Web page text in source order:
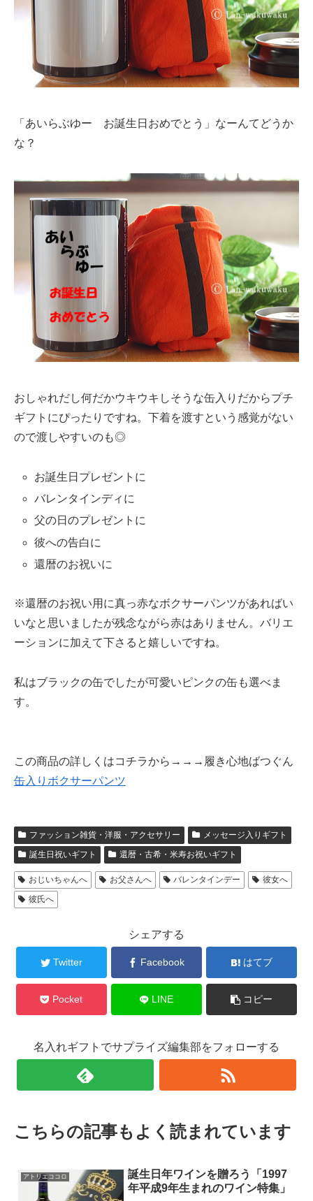
「あいらぶゆー お誕生日おめでとう」なーんてどうか
な？
おしゃれだし何だかウキウキしそうな缶入りだからプチ
ギフトにぴったりですね。下着を渡すという感覚がない
ので渡しやすいのも◎
お誕生日プレゼントに
バレンタインディに
父の日のプレゼントに
彼への告白に
還暦のお祝いに
※還暦のお祝い用に真っ赤なボクサーパンツがあればい
いなと思いましたが残念ながら赤はありません。バリエ
ーションに加えて下さると嬉しいですね。
私はブラックの缶でしたが可愛いピンクの缶も選べま
す。
この商品の詳しくはコチラから→→→履き心地ばつぐん
缶入りボクサーパンツ
ファッション雑貨・洋服・アクセサリー
メッセージ入りギフト
誕生日祝いギフト
還暦・古希・米寿お祝いギフト
おじいちゃんへ お父さんへ バレンタインデー
彼女へ
彼氏へ
シェアする
Twitter Facebook はてブ
Pocket LINE コピー
名入れギフトでサプライズ編集部をフォローする
こちらの記事もよく読まれています
アトリエココロ
誕生日年ワインを贈ろう「1997
年平成9年生まれのワイン特集」